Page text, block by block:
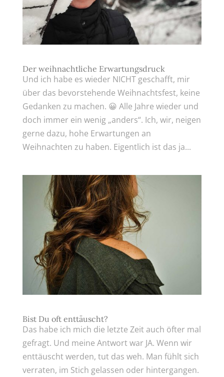
Der weihnachtliche Erwartungsdruck
Und ich habe es wieder NICHT geschafft, mir
über das bevorstehende Weihnachtsfest, keine
Gedanken zu machen. 😀 Alle Jahre wieder und
doch immer ein wenig „anders“. Ich, wir, neigen
gerne dazu, hohe Erwartungen an
Weihnachten zu haben. Eigentlich ist das ja...
Bist Du oft enttäuscht?
Das habe ich mich die letzte Zeit auch öfter mal
gefragt. Und meine Antwort war JA. Wenn wir
enttäuscht werden, tut das weh. Man fühlt sich
verraten, im Stich gelassen oder hintergangen.